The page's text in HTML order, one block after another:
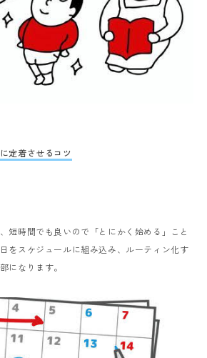
定着させるコツ
短時間でも良いので「とにかく始める」こと
をスケジュールに組み込み、ルーティン化す
になります。